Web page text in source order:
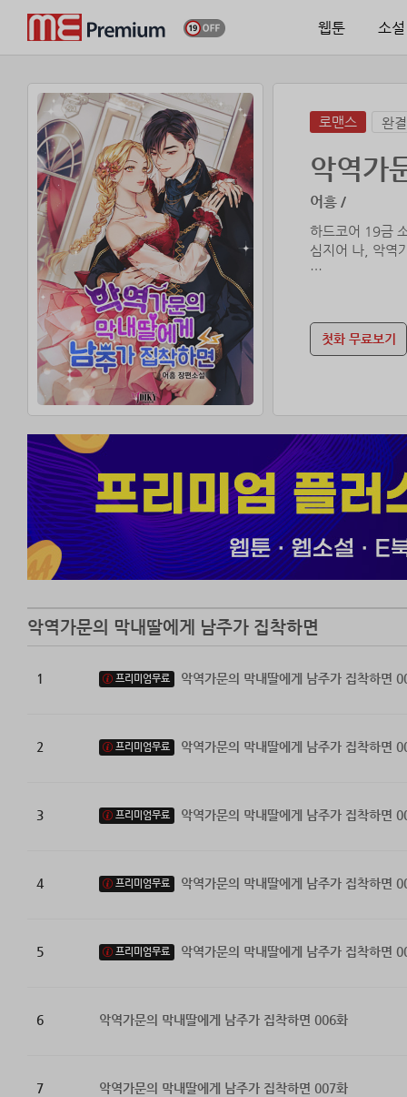
웹툰 소설
로맨스 완결
악역가
어흥 /
하드코어 19금
심지어 나, 악역
오빠, 언니 우리
나와 가족과 제
“결혼을 감행하
“결혼은 나랑 하
“이 결혼의 끝은
가족도, 황태자
[책빙의/선결혼
첫화 무료보기
악역가문의 막내딸에게 남주가 집착하면
1 프리미엄무료 악역가문의 막내딸에게 남주가 집착하면
2 프리미엄무료 악역가문의 막내딸에게 남주가 집착하면
3 프리미엄무료 악역가문의 막내딸에게 남주가 집착하면
4 프리미엄무료 악역가문의 막내딸에게 남주가 집착하면
5 프리미엄무료 악역가문의 막내딸에게 남주가 집착하면
6 악역가문의 막내딸에게 남주가 집착하면 006화
7 악역가문의 막내딸에게 남주가 집착하면 007화